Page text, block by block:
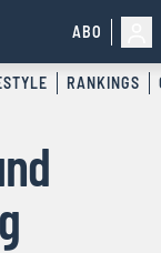
ABO
RANKINGS